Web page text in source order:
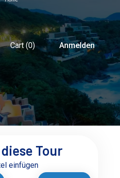
Cart (0) Anmelden
Tour
einfügen